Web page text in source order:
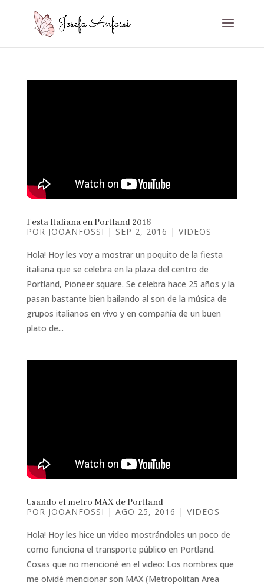
Festa Italiana en Portland 2016
POR JOOANFOSSI | SEP 2, 2016 | VIDEOS
Hola! Hoy les voy a mostrar un poquito de la fiesta
italiana que se celebra en la plaza del centro de
Portland, Pioneer square. Se celebra hace 25 años y la
pasan bastante bien bailando al son de la música de
grupos italianos en vivo y en compañía de un buen
plato de...
Usando el metro MAX de Portland
POR JOOANFOSSI | AGO 25, 2016 | VIDEOS
Hola! Hoy les hice un video mostrándoles un poco de
como funciona el transporte público en Portland.
Cosas que no mencioné en el video: Los nombres que
me olvidé mencionar son MAX (Metropolitan Area